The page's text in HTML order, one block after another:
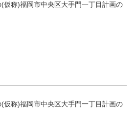
仮称)福岡市中央区大手門一丁目計画の
仮称)福岡市中央区大手門一丁目計画の